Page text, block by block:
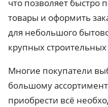
что позволяет быстро
товары и оформить
для небольшого
крупных
Многие покупатели
большому
приобрести всё